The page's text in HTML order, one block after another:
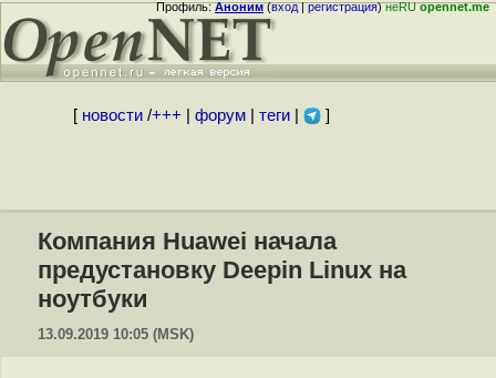
Профиль:Аноним(вход|регистрация)неRUopennet.me
[ новости/+++ форум| теги| ]
Компания Huawei начала
предустановку Deepin Linux на
ноутбуки
13.09.2019 10:05 (MSK)